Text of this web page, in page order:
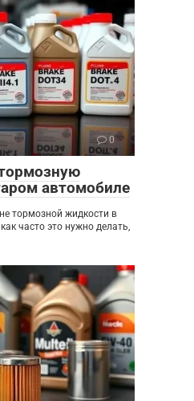
0
автомобиле
тормозной жидкости в
часто это нужно делать,